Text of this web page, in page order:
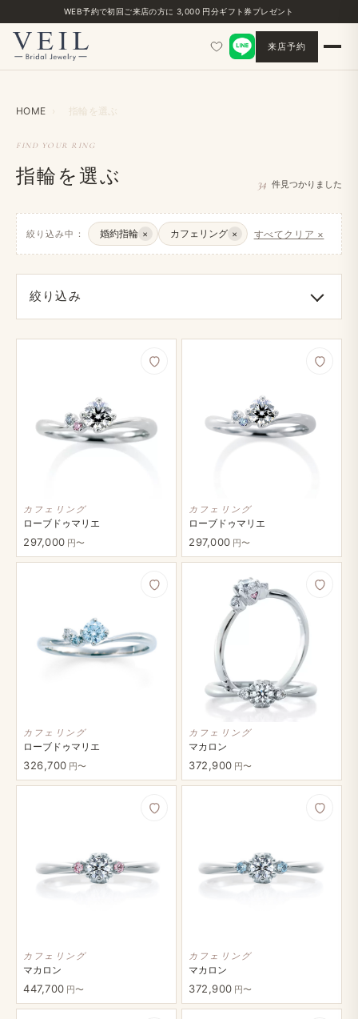
WEB予約で​初回ご来店の​方に​ 3,000 円分ギフト券プレゼント
来店予約
HOME › 指輪を​選ぶ
FIND YOUR RING
指輪を選ぶ 34 件見つかりました
絞り込み中： 婚約指輪 × カフェリング × すべてクリア ×
絞り込み
カフェリング
ローブドゥマリエ
297,000 円〜
カフェリング
ローブドゥマリエ
297,000 円〜
カフェリング
ローブドゥマリエ
326,700 円〜
カフェリング
マカロン
372,900 円〜
カフェリング
マカロン
447,700 円〜
カフェリング
マカロン
372,900 円〜